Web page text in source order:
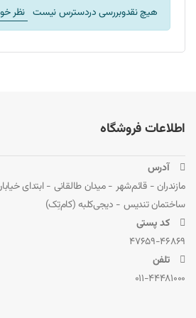
پیش از خرید، مطمئن شوید که
محصولات مرتبط در
هیچ نقدوبررسی دردسترس نیست نظر
اطلاعات فروشگاه
 آدرس
ساختمان تندیس - دیجی‌کلبه (کام‌تِک)
 کد پستی
47659-46869
 تلفن
011-44481000